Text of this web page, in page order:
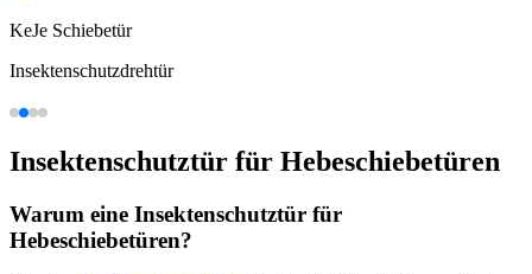
KeJe Schiebetür
Insektenschutzdrehtür
Insektenschutztür für Hebeschiebetüren
Warum eine Insektenschutztür für
Hebeschiebetüren?